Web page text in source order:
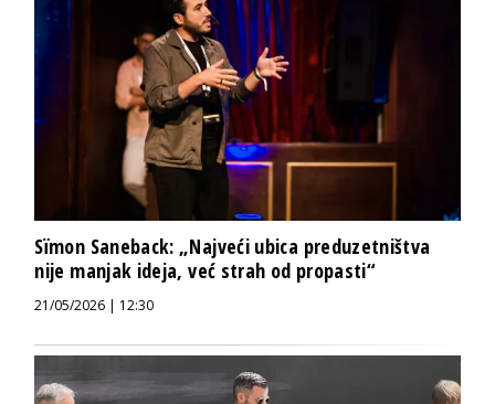
Sïmon Saneback: „Najveći ubica preduzetništva
nije manjak ideja, već strah od propasti“
21/05/2026 | 12:30